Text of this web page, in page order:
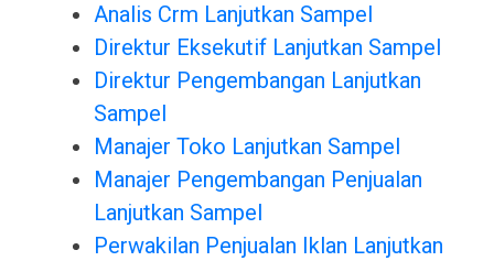
Analis Crm Lanjutkan Sampel
Direktur Eksekutif Lanjutkan Sampel
Direktur Pengembangan Lanjutkan
Sampel
Manajer Toko Lanjutkan Sampel
Manajer Pengembangan Penjualan
Lanjutkan Sampel
Perwakilan Penjualan Iklan Lanjutkan